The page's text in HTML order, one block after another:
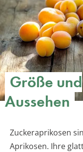
Größe und
Aussehen
Zuckeraprikosen
Aprikosen. Ihre